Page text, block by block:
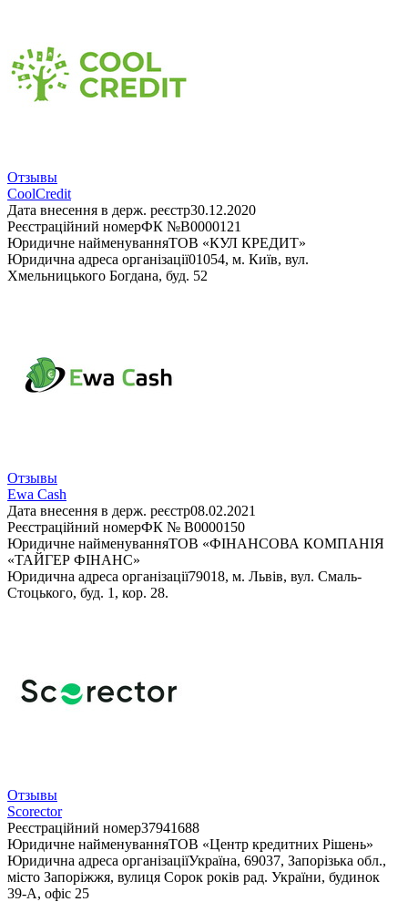
Отзывы
CoolCredit
Дата внесення в держ. реєстр30.12.2020
Реєстраційний номерФК №В0000121
Юридичне найменуванняТОВ «КУЛ КРЕДИТ»
Юридична адреса організації01054, м. Київ, вул.
Хмельницького Богдана, буд. 52
Отзывы
Ewa Cash
Дата внесення в держ. реєстр08.02.2021
Реєстраційний номерФК № В0000150
Юридичне найменуванняТОВ «ФІНАНСОВА КОМПАНІЯ
«ТАЙГЕР ФІНАНС»
Юридична адреса організації79018, м. Львів, вул. Смаль-
Стоцького, буд. 1, кор. 28.
Отзывы
Scorector
Реєстраційний номер37941688
Юридичне найменуванняТОВ «Центр кредитних Рішень»
Юридична адреса організаціїУкраїна, 69037, Запорізька обл.,
місто Запоріжжя, вулиця Сорок років рад. України, будинок
39-А, офіс 25